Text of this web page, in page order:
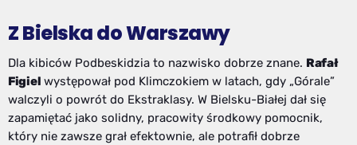
Z Bielska do Warszawy
Dla kibiców Podbeskidzia to nazwisko dobrze znane. Rafał
Figiel występował pod Klimczokiem w latach, gdy „Górale”
walczyli o powrót do Ekstraklasy. W Bielsku-Białej dał się
zapamiętać jako solidny, pracowity środkowy pomocnik,
który nie zawsze grał efektownie, ale potrafił dobrze